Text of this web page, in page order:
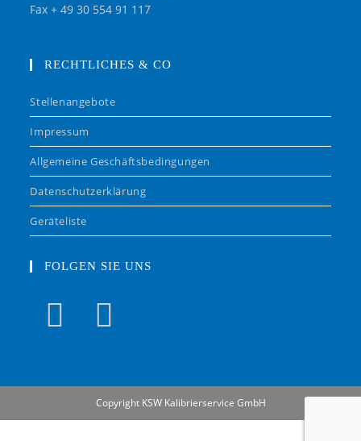
Fax + 49 30 554 91 117
RECHTLICHES & CO
Stellenangebote
Impressum
Allgemeine Geschäftsbedingungen
Datenschutzerklärung
Geräteliste
FOLGEN SIE UNS
Copyright KSW Kalibrierservice GmbH